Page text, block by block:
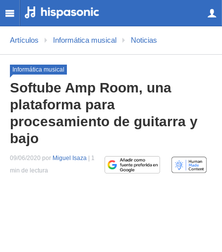
Artículos Informática musical Noticias
Informática musical
Softube Amp Room, una
plataforma para
procesamiento de guitarra y
bajo
09/06/2020 por Miguel Isaza | 1
min de lectura